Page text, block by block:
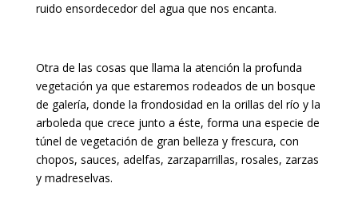
ruido ensordecedor del agua que nos encanta.
Otra de las cosas que llama la atención la profunda
vegetación ya que estaremos rodeados de un bosque
de galería, donde la frondosidad en la orillas del río y la
arboleda que crece junto a éste, forma una especie de
túnel de vegetación de gran belleza y frescura, con
chopos, sauces, adelfas, zarzaparrillas, rosales, zarzas
y madreselvas.